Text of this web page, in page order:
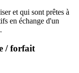
et qui sont prêtes à
en échange d'un
/ forfait